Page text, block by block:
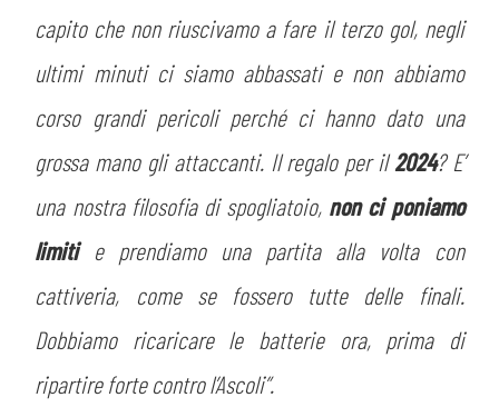
capito che non riuscivamo a fare il terzo gol, negli
ultimi minuti ci siamo abbassati e non abbiamo
corso grandi pericoli perché ci hanno dato una
grossa mano gli attaccanti. Il regalo per il2024? E’
una nostra filosofia di spogliatoio, non ci poniamo
limitie prendiamo una partita alla volta con
cattiveria, come se fossero tutte delle finali.
Dobbiamo ricaricare le batterie ora, prima di
ripartire forte contro l’Ascoli”.